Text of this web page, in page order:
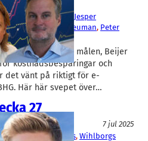
, Gustaf Öhrn Jesper
Ringdahl, Peter Heuman, Peter
Dackeskog
upp de finansiella målen, Beijer
kostnadsbesparingar och
det vänt på riktigt för e-
Här här svepet över…
27
7 jul 2025
, Prolight Diagnostics, Wihlborgs